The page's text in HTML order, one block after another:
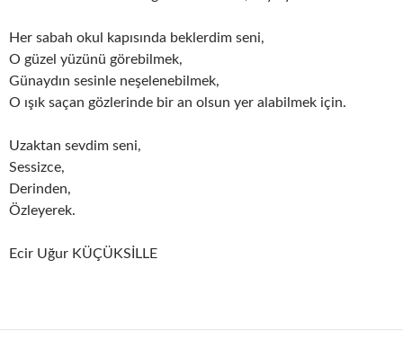
Her sabah okul kapısında beklerdim seni,
O güzel yüzünü görebilmek,
Günaydın sesinle neşelenebilmek,
O ışık saçan gözlerinde bir an olsun yer alabilmek için.
Uzaktan sevdim seni,
Sessizce,
Derinden,
Özleyerek.
Ecir Uğur KÜÇÜKSİLLE